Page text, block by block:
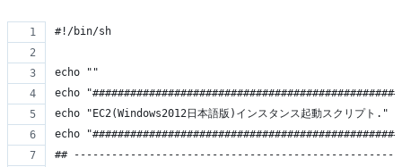
#!/bin/sh
echo ""
echo
echo "EC2(Windows2012日本語版)インスタンス起動スクリプト."
echo
##